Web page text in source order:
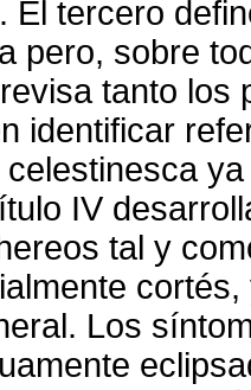
El tercero
pero, sobre
tanto los
identificar
IV
tal y
Los